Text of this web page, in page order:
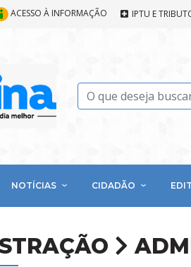
ACESSO À INFORMAÇÃO IPTU E
NOTÍCIAS CIDADÃO